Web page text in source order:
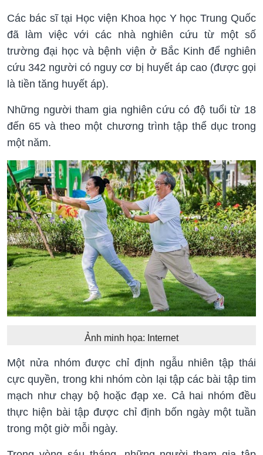
Các bác sĩ tại Học viện Khoa học Y học Trung Quốc
đã làm việc với các nhà nghiên cứu từ một số
trường đại học và bệnh viện ở Bắc Kinh để nghiên
cứu 342 người có nguy cơ bị huyết áp cao (được gọi
là tiền tăng huyết áp).
Những người tham gia nghiên cứu có độ tuổi từ 18
đến 65 và theo một chương trình tập thể dục trong
một năm.
Ảnh minh họa: Internet
Một nửa nhóm được chỉ định ngẫu nhiên tập thái
cực quyền, trong khi nhóm còn lại tập các bài tập tim
mạch như chạy bộ hoặc đạp xe. Cả hai nhóm đều
thực hiện bài tập được chỉ định bốn ngày một tuần
trong một giờ mỗi ngày.